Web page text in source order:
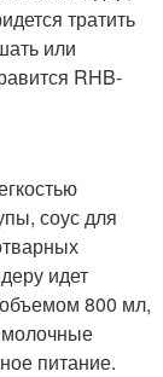
тратить
или
RHB-
соус для
идет
800 мл,
молочные
питание.